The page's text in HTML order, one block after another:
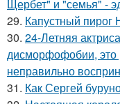
Щербет" и "семья" -
29. Капустный пирог
30. 24-Летняя
дисморфофобии, это
неправильно
31. Как Сергей